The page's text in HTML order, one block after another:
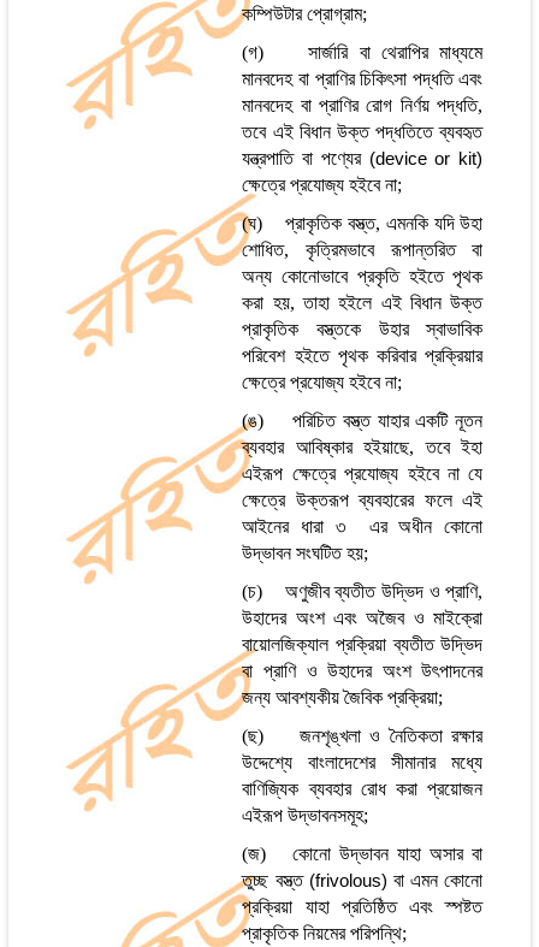
কম্পিউটার প্রোগ্রাম;
(গ) সার্জারি বা থেরাপির মাধ্যমে
মানবদেহ বা প্রাণির চিকিৎসা পদ্ধতি এবং
মানবদেহ বা প্রাণির রোগ নির্ণয় পদ্ধতি,
তবে এই বিধান উক্ত পদ্ধতিতে ব্যবহৃত
যন্ত্রপাতি বা পণ্যের (device or kit)
ক্ষেত্রেপ্রযোজ্য হইবে না;
(ঘ) প্রাকৃতিক বস্ত্ত, এমনকি যদি উহা
শোধিত, কৃত্রিমভাবে রূপান্তরিত বা
অন্য কোনোভাবে প্রকৃতি হইতে পৃথক
করা হয়, তাহা হইলে এই বিধান উক্ত
প্রাকৃতিক বস্ত্তকে উহার স্বাভাবিক
পরিবেশ হইতে পৃথক করিবার প্রক্রিয়ার
ক্ষেত্রেপ্রযোজ্য হইবে না;
(ঙ) পরিচিত বস্ত্ত যাহার একটি নূতন
ব্যবহার আবিষ্কার হইয়াছে, তবে ইহা
এইরূপ ক্ষেত্রেপ্রযোজ্য হইবে না যে
ক্ষেত্রেউক্তরূপ ব্যবহারের ফলে এই
আইনের ধারা ৩ এর অধীন কোনো
উদ্ভাবন সংঘটিত হয়;
(চ) অণুজীব ব্যতীত উদ্ভিদ ও প্রাণি,
উহাদের অংশ এবং অজৈব ও মাইক্রো
বায়োলজিক্যাল প্রক্রিয়া ব্যতীত উদ্ভিদ
বা প্রাণি ও উহাদের অংশ উৎপাদনের
জন্য আবশ্যকীয় জৈবিক প্রক্রিয়া;
(ছ) জনশৃঙ্খলা ও নৈতিকতা রক্ষার
উদ্দেশ্যে বাংলাদেশের সীমানার মধ্যে
বাণিজ্যিক ব্যবহার রোধ করা প্রয়োজন
এইরূপ উদ্ভাবনসমূহ;
(জ) কোনো উদ্ভাবন যাহা অসার বা
তুচ্ছ বস্ত্ত (frivolous) বা এমন কোনো
প্রক্রিয়া যাহা প্রতিষ্ঠিত এবং স্পষ্টত
প্রাকৃতিক নিয়মের পরিপন্থি;